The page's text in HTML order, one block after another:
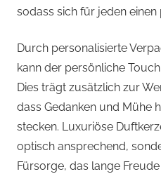
sodass sich für jeden einen
Durch personalisierte
kann der persönliche
Dies trägt zusätzlich zur
dass Gedanken und Mühe
stecken. Luxuriöse
optisch ansprechend,
Fürsorge, das lange